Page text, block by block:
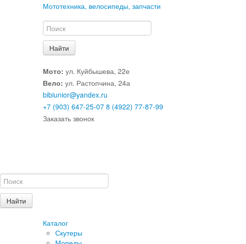
Мототехника, велосипеды, запчасти
Мото: ул. Куйбышева, 22е
Вело: ул. Растопчина, 24а
bibiunior@yandex.ru
+7 (903) 647-25-07 8 (4922) 77-87-99
Заказать звонок
Каталог
Скутеры